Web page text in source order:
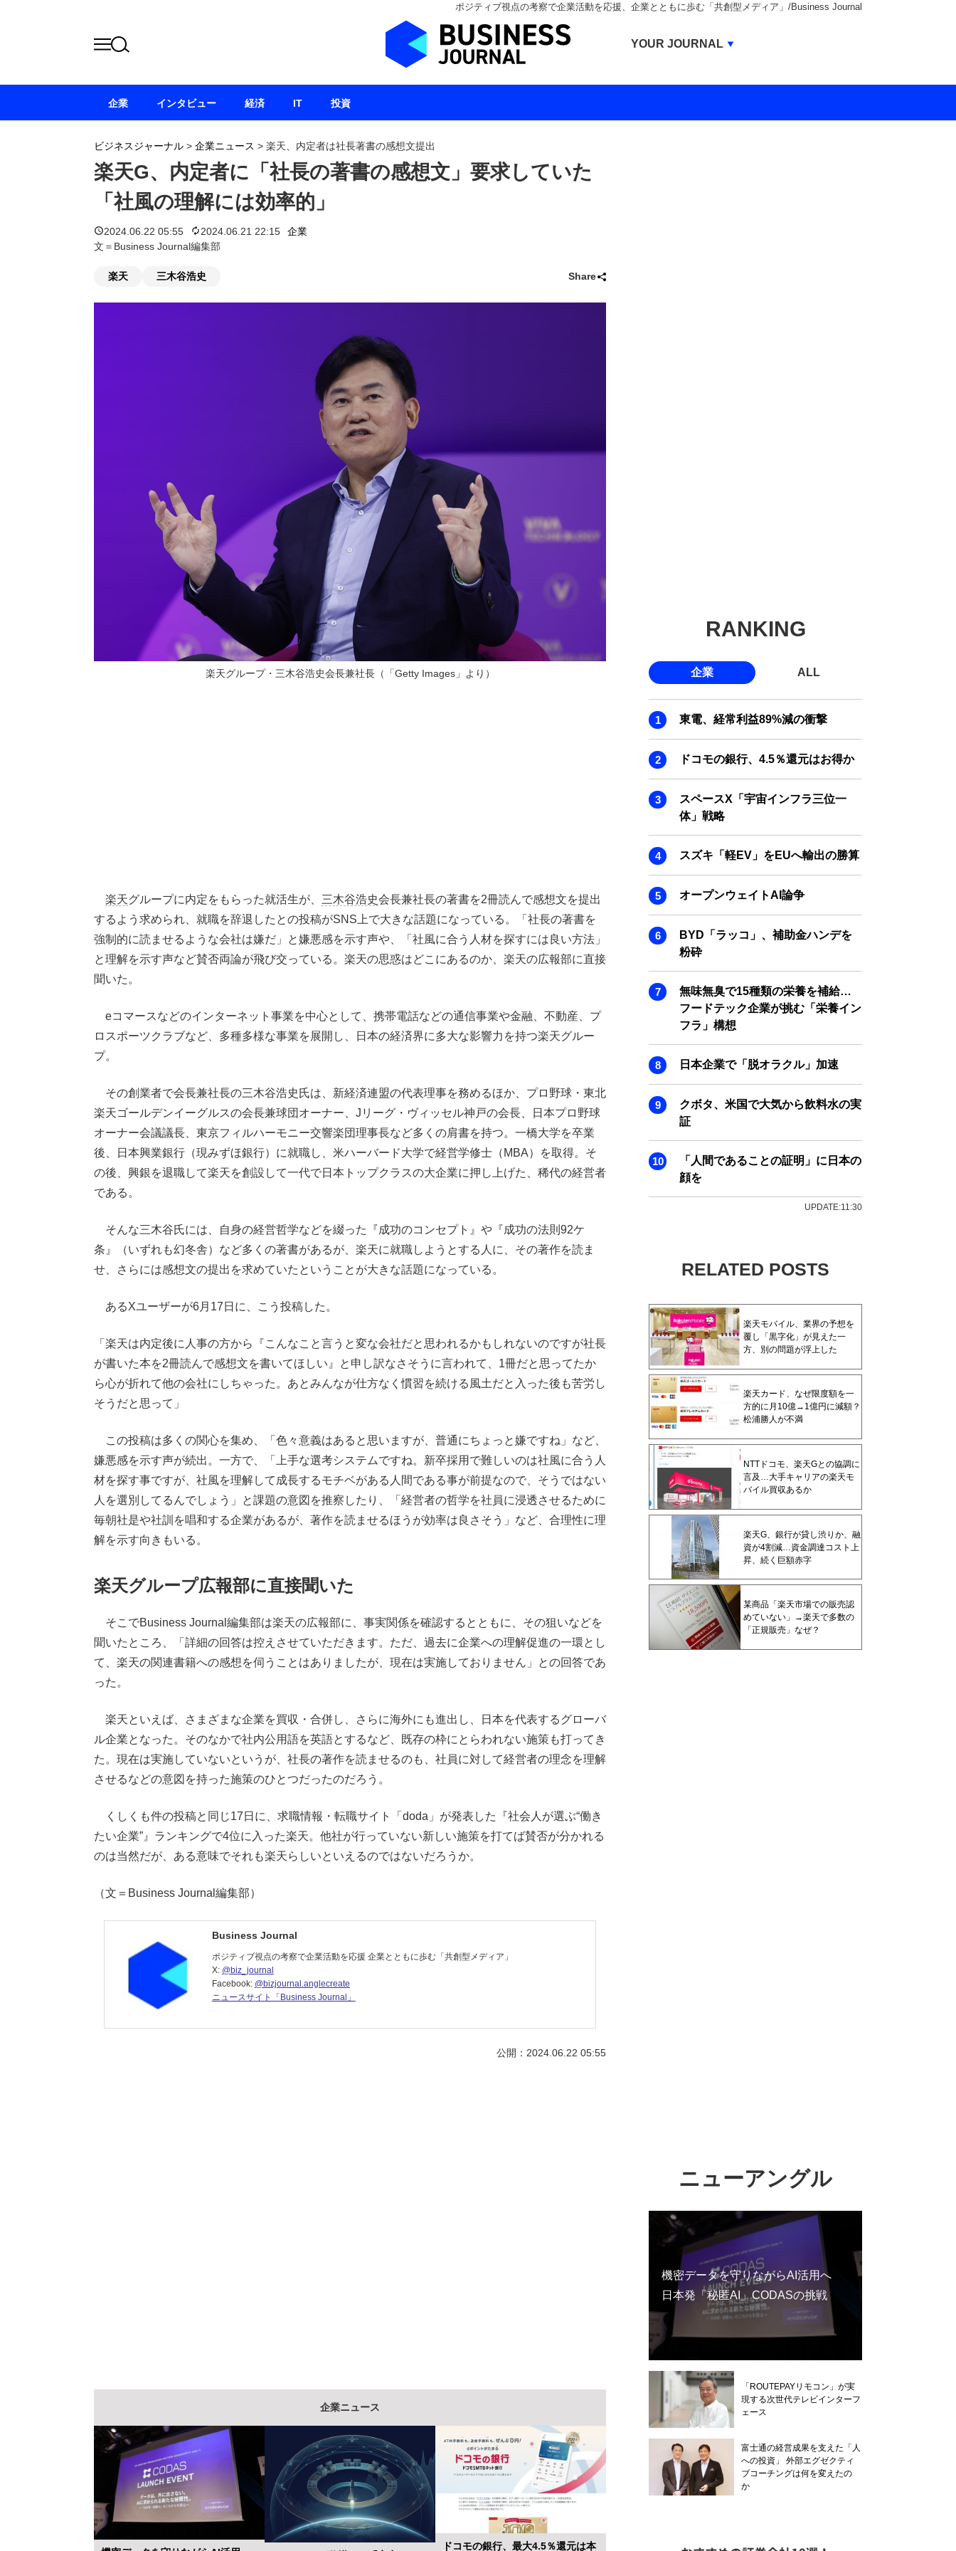
ポジティブ視点の考察で企業活動を応援、企業とともに歩む「共創型メディア」/Business Journal
ビジネスジャーナル > 企業ニュース > 楽天、内定者は社長著書の感想文提出
楽天G、内定者に「社長の著書の感想文」要求していた
「社風の理解には効率的」
2024.06.22 05:55 2024.06.21 22:15
企業
文＝Business Journal編集部
楽天 三木谷浩史 Share
楽天グループ・三木谷浩史会長兼社長（「Getty Images」より）
楽天グループに内定をもらった就活生が、 三木谷浩史会長兼社長の著書を2冊読んで感想文を提出
するよう求められ、就職を辞退したとの投稿がSNS上で大きな話題になっている。「社長の著書を
強制的に読ませるような会社は嫌だ」と嫌悪感を示す声や、「社風に合う人材を探すには良い方法」
と理解を示す声など賛否両論が飛び交っている。楽天の思惑はどこにあるのか、楽天の広報部に直接
聞いた。
eコマースなどのインターネット事業を中心として、携帯電話などの通信事業や金融、不動産、プ
ロスポーツクラブなど、多種多様な事業を展開し、日本の経済界に多大な影響力を持つ楽天グルー
プ。
その創業者で会長兼社長の三木谷浩史氏は、新経済連盟の代表理事を務めるほか、プロ野球・東北
楽天ゴールデンイーグルスの会長兼球団オーナー、Jリーグ・ヴィッセル神戸の会長、日本プロ野球
オーナー会議議長、東京フィルハーモニー交響楽団理事長など多くの肩書を持つ。一橋大学を卒業
後、日本興業銀行（現みずほ銀行）に就職し、米ハーバード大学で経営学修士（MBA）を取得。そ
の後、興銀を退職して楽天を創設して一代で日本トップクラスの大企業に押し上げた、稀代の経営者
である。
そんな三木谷氏には、自身の経営哲学などを綴った『成功のコンセプト』や『成功の法則92ケ
条』（いずれも幻冬舎）など多くの著書があるが、楽天に就職しようとする人に、その著作を読ま
せ、さらには感想文の提出を求めていたということが大きな話題になっている。
あるXユーザーが6月17日に、こう投稿した。
「楽天は内定後に人事の方から『こんなこと言うと変な会社だと思われるかもしれないのですが社長
が書いた本を2冊読んで感想文を書いてほしい』と申し訳なさそうに言われて、1冊だと思ってたか
ら心が折れて他の会社にしちゃった。あとみんなが仕方なく慣習を続ける風土だと入った後も苦労し
そうだと思って」
この投稿は多くの関心を集め、「色々意義はあると思いますが、普通にちょっと嫌ですね」など、
嫌悪感を示す声が続出。一方で、「上手な選考システムですね。新卒採用で難しいのは社風に合う人
材を探す事ですが、社風を理解して成長するモチベがある人間である事が前提なので、そうではない
人を選別してるんでしょう」と課題の意図を推察したり、「経営者の哲学を社員に浸透させるために
毎朝社是や社訓を唱和する企業があるが、著作を読ませるほうが効率は良さそう」など、合理性に理
解を示す向きもいる。
楽天グループ広報部に直接聞いた
そこでBusiness Journal編集部は楽天の広報部に、事実関係を確認するとともに、その狙いなどを
聞いたところ、「詳細の回答は控えさせていただきます。ただ、過去に企業への理解促進の一環とし
て、楽天の関連書籍への感想を伺うことはありましたが、現在は実施しておりません」との回答であ
った。
楽天といえば、さまざまな企業を買収・合併し、さらに海外にも進出し、日本を代表するグローバ
ル企業となった。そのなかで社内公用語を英語とするなど、既存の枠にとらわれない施策も打ってき
た。現在は実施していないというが、社長の著作を読ませるのも、社員に対して経営者の理念を理解
させるなどの意図を持った施策のひとつだったのだろう。
くしくも件の投稿と同じ17日に、求職情報・転職サイト「doda」が発表した『社会人が選ぶ“働き
たい企業”』ランキングで4位に入った楽天。他社が行っていない新しい施策を打てば賛否が分かれる
のは当然だが、ある意味でそれも楽天らしいといえるのではないだろうか。
（文＝Business Journal編集部）
Business Journal
ポジティブ視点の考察で企業活動を応援 企業とともに歩む「共創型メディア」
X: @biz_journal
Facebook: @bizjournal.anglecreate
ニュースサイト「Business Journal」
公開：2024.06.22 05:55
企業ニュース
ドコモの銀行、最大4.5％還元は本
RANKING
企業 ALL
東電、経常利益89%減の衝撃
ドコモの銀行、4.5％還元はお得か
スペースX「宇宙インフラ三位一
体」戦略
スズキ「軽EV」をEUへ輸出の勝算
オープンウェイトAI論争
BYD「ラッコ」、補助金ハンデを
粉砕
無味無臭で15種類の栄養を補給…
フードテック企業が挑む「栄養イン
フラ」構想
日本企業で「脱オラクル」加速
クボタ、米国で大気から飲料水の実
証
「人間であることの証明」に日本の
顔を
UPDATE:11:30
RELATED POSTS
楽天モバイル、業界の予想を
覆し「黒字化」が見えた一
方、別の問題が浮上した
楽天カード、なぜ限度額を一
方的に月10億→1億円に減額？
松浦勝人が不満
NTTドコモ、楽天Gとの協調に
言及…大手キャリアの楽天モ
バイル買収あるか
楽天G、銀行が貸し渋りか、融
資が4割減…資金調達コスト上
昇、続く巨額赤字
某商品「楽天市場での販売認
めていない」→楽天で多数の
「正規販売」なぜ？
ニューアングル
機密データを守りながらAI活用へ
日本発「秘匿AI」CODASの挑戦
「ROUTEPAYリモコン」が実
現する次世代テレビインターフ
ェース
富士通の経営成果を支えた「人
への投資」 外部エグゼクティ
ブコーチングは何を変えたの
か
企業 インタビュー 経済 IT 投資
YOUR JOURNAL
BUSINESS JOURNAL